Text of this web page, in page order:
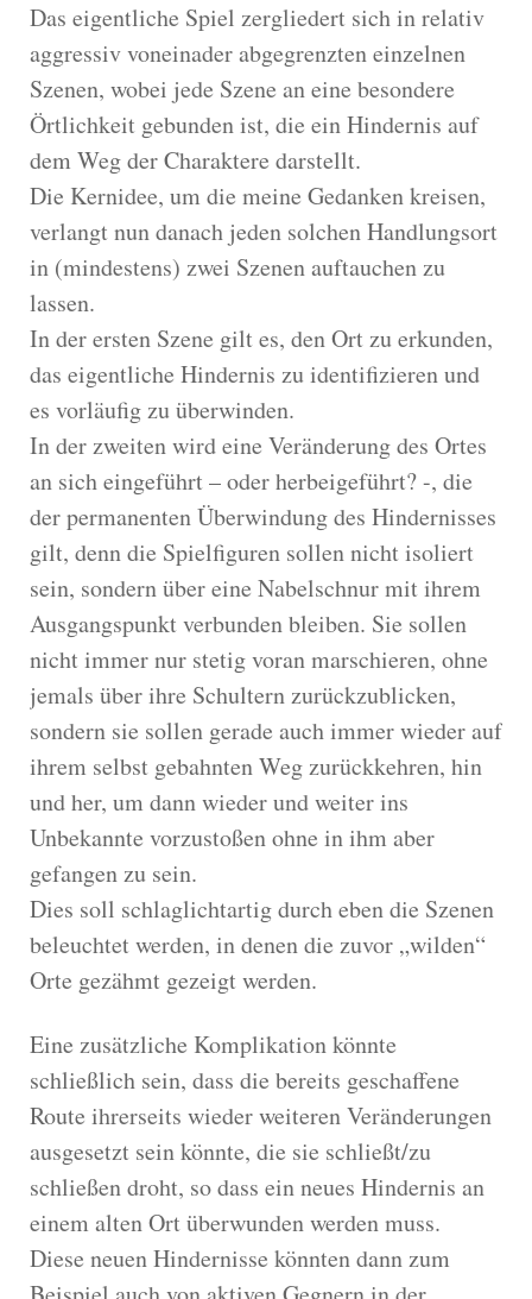
Das eigentliche Spiel zergliedert sich in relativ
aggressiv voneinader abgegrenzten einzelnen
Szenen, wobei jede Szene an eine besondere
Örtlichkeit gebunden ist, die ein Hindernis auf
dem Weg der Charaktere darstellt.
Die Kernidee, um die meine Gedanken kreisen,
verlangt nun danach jeden solchen Handlungsort
in (mindestens) zwei Szenen auftauchen zu
lassen.
In der ersten Szene gilt es, den Ort zu erkunden,
das eigentliche Hindernis zu identifizieren und
es vorläufig zu überwinden.
In der zweiten wird eine Veränderung des Ortes
an sich eingeführt – oder herbeigeführt? -, die
der permanenten Überwindung des Hindernisses
gilt, denn die Spielfiguren sollen nicht isoliert
sein, sondern über eine Nabelschnur mit ihrem
Ausgangspunkt verbunden bleiben. Sie sollen
nicht immer nur stetig voran marschieren, ohne
jemals über ihre Schultern zurückzublicken,
sondern sie sollen gerade auch immer wieder auf
ihrem selbst gebahnten Weg zurückkehren, hin
und her, um dann wieder und weiter ins
Unbekannte vorzustoßen ohne in ihm aber
gefangen zu sein.
Dies soll schlaglichtartig durch eben die Szenen
beleuchtet werden, in denen die zuvor „wilden“
Orte gezähmt gezeigt werden.
Eine zusätzliche Komplikation könnte
schließlich sein, dass die bereits geschaffene
Route ihrerseits wieder weiteren Veränderungen
ausgesetzt sein könnte, die sie schließt/zu
schließen droht, so dass ein neues Hindernis an
einem alten Ort überwunden werden muss.
Diese neuen Hindernisse könnten dann zum